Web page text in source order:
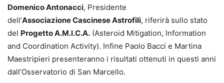
Domenico Antonacci, Presidente
dell’Associazione Cascinese Astrofili, riferirà sullo stato
del Progetto A.M.I.C.A. (Asteroid Mitigation, Information
and Coordination Activity). Infine Paolo Bacci e Martina
Maestripieri presenteranno i risultati ottenuti in questi anni
dall’Osservatorio di San Marcello.